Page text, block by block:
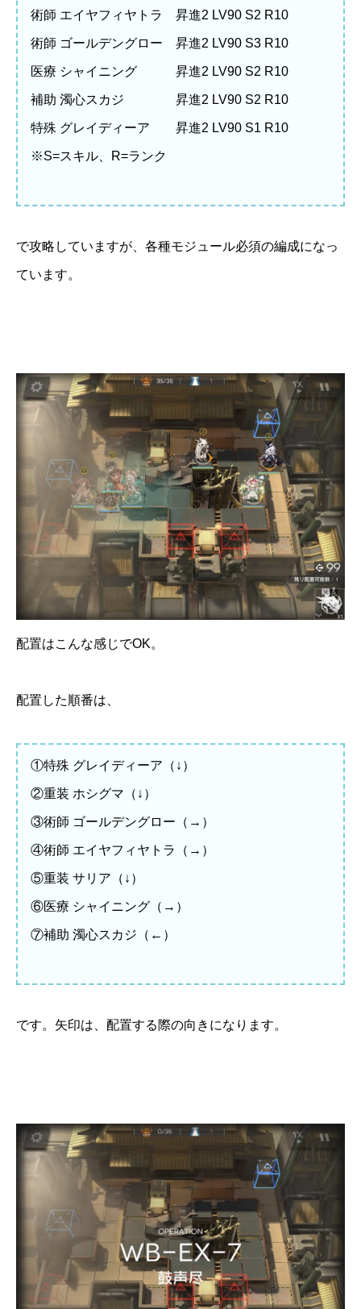
術師 エイヤフィヤトラ 昇進2 LV90 S2 R10
術師 ゴールデングロー 昇進2 LV90 S3 R10
医療 シャイニング 昇進2 LV90 S2 R10
補助 濁心スカジ 昇進2 LV90 S2 R10
特殊 グレイディーア 昇進2 LV90 S1 R10
※S=スキル、R=ランク
で攻略していますが、各種モジュール必須の編成になっ
ています。
配置はこんな感じでOK。
配置した順番は、
①特殊 グレイディーア（↓）
②重装 ホシグマ（↓）
③術師 ゴールデングロー（→）
④術師 エイヤフィヤトラ（→）
⑤重装 サリア（↓）
⑥医療 シャイニング（→）
⑦補助 濁心スカジ（←）
です。矢印は、配置する際の向きになります。